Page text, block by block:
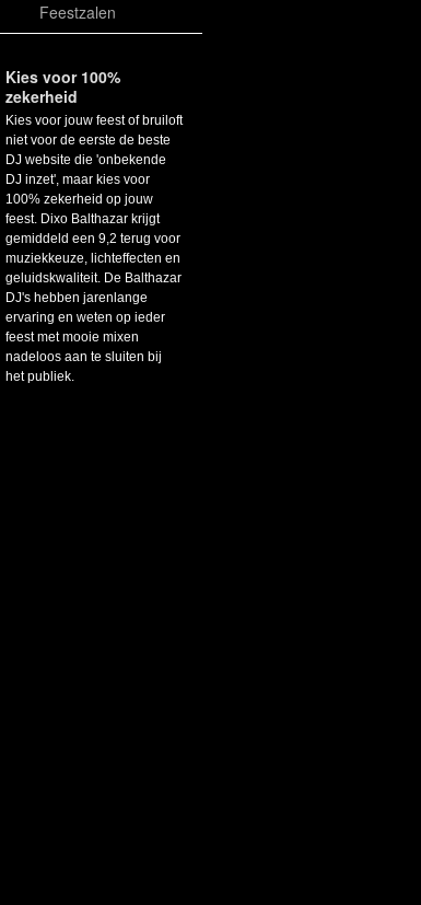
Feestzalen
Kies voor 100%
zekerheid
Kies voor jouw feest of bruiloft
niet voor de eerste de beste
DJ website die 'onbekende
DJ inzet', maar kies voor
100% zekerheid op jouw
feest. Dixo Balthazar krijgt
gemiddeld een 9,2 terug voor
muziekkeuze, lichteffecten en
geluidskwaliteit. De Balthazar
DJ's hebben jarenlange
ervaring en weten op ieder
feest met mooie mixen
nadeloos aan te sluiten bij
het publiek.